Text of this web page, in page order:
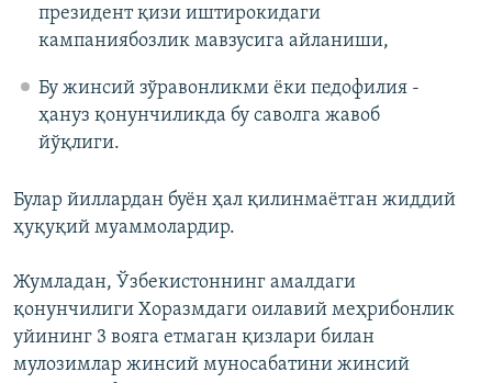
президент қизи иштирокидаги
кампаниябозлик мавзусига айланиши,
Бу жинсий зўравонликми ёки педофилия -
ҳануз қонунчиликда бу саволга жавоб
йўқлиги.
Булар йиллардан буён ҳал қилинмаётган жиддий
ҳуқуқий муаммолардир.
Жумладан, Ўзбекистоннинг амалдаги
қонунчилиги Хоразмдаги оилавий меҳрибонлик
уйининг 3 вояга етмаган қизлари билан
мулозимлар жинсий муносабатини жинсий